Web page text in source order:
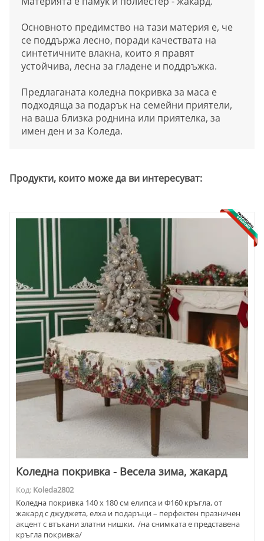
Основното предимство на тази материя е, че
се поддържа лесно, поради качествата на
синтетичните влакна, които я правят
устойчива, лесна за гладене и поддръжка.
Предлаганата коледна покривка за маса е
подходяща за подарък на семейни приятели,
на ваша близка роднина или приятелка, за
имен ден и за Коледа.
Продукти, които може да ви интересуват:
Коледна покривка - Весела зима, жакард
Код: Koleda2802
Kоледна покривка 140 х 180 см елипса и Ф160 кръгла, от
жакард с джуджета, елха и подаръци – перфектен празничен
акцент с втъкани златни нишки. /на снимката е представена
кръгла покривка/